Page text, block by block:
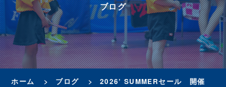
ブログ
ホーム ブログ 2026’ SUMMERセール 開催